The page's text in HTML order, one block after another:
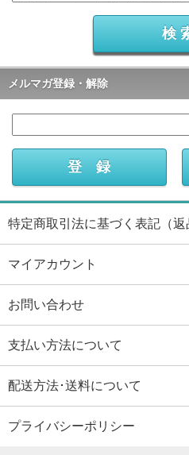
メルマガ登録・解除
特定商取引法に基づく表記（返
マイアカウント
お問い合わせ
支払い方法について
配送方法･送料について
プライバシーポリシー